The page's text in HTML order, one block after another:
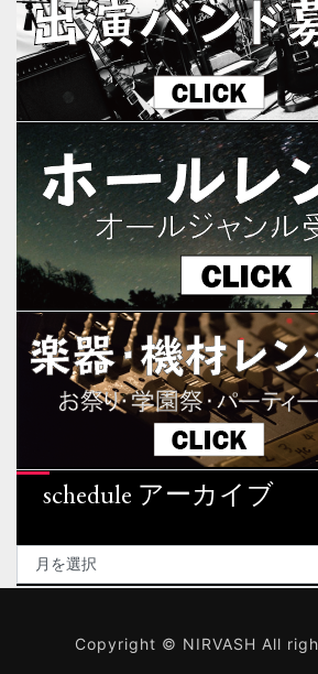
schedule アーカイブ
SCHEDULE
Copyright © NIRVASH All